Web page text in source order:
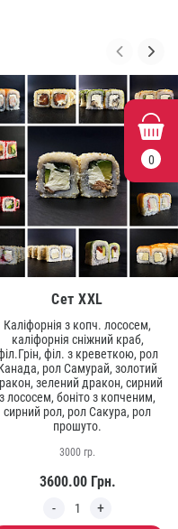
0
Сет XXL
Каліфорнія з копч. лососем,
каліфорнія сніжний краб,
філ. з креветкою, рол
рол Самурай, золотий
зелений дракон, сирний
з лососем, боніто з копченим,
сирний рол, рол Сакура, рол
прошуто.
3000 гр.
3600.00Грн.